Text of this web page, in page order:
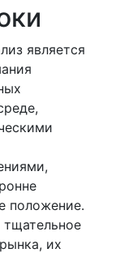
является
положение.
тщательное
их